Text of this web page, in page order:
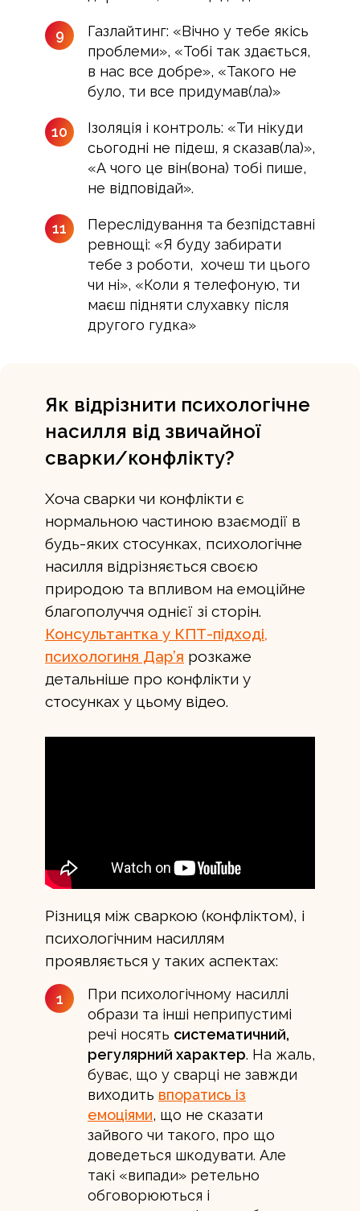
9
Газлайтинг: «Вічно у тебе якісь
проблеми», «Тобі так здається,
в нас все добре», «Такого не
було, ти все придумав(ла)»
10
Ізоляція і контроль: «Ти нікуди
сьогодні не підеш, я сказав(ла)»,
«А чого це він(вона) тобі пише,
не відповідай».
11
Переслідування та безпідставні
ревнощі: «Я буду забирати
тебе з роботи, хочеш ти цього
чи ні», «Коли я телефоную, ти
маєш підняти слухавку після
другого гудка»
Як відрізнити психологічне
насилля від звичайної
сварки/конфлікту?
Хоча сварки чи конфлікти є
нормальною частиною взаємодії в
будь-яких стосунках, психологічне
насилля відрізняється своєю
природою та впливом на емоційне
благополуччя однієї зі сторін.
Консультантка у КПТ-підході,
психологиня Дар’я розкаже
детальніше про конфлікти у
стосунках у цьому відео.
Різниця між сваркою (конфліктом), і
психологічним насиллям
проявляється у таких аспектах:
1
При психологічному насиллі
образи та інші неприпустимі
речі носять систематичний,
регулярний характер. На жаль,
буває, що у сварці не завжди
виходить впоратись із
емоціями, що не сказати
зайвого чи такого, про що
доведеться шкодувати. Але
такі «випади» ретельно
обговорюються і